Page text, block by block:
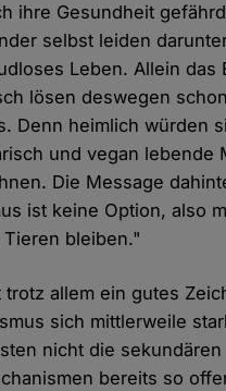
ihre Gesundheit
selbst leiden
Leben. Allein das
lösen deswegen
Denn heimlich würden
und vegan lebende
Die Message
ist keine Option, also
Tieren bleiben."
trotz allem ein gutes
sich mittlerweile
nicht die sekundären
bereits so